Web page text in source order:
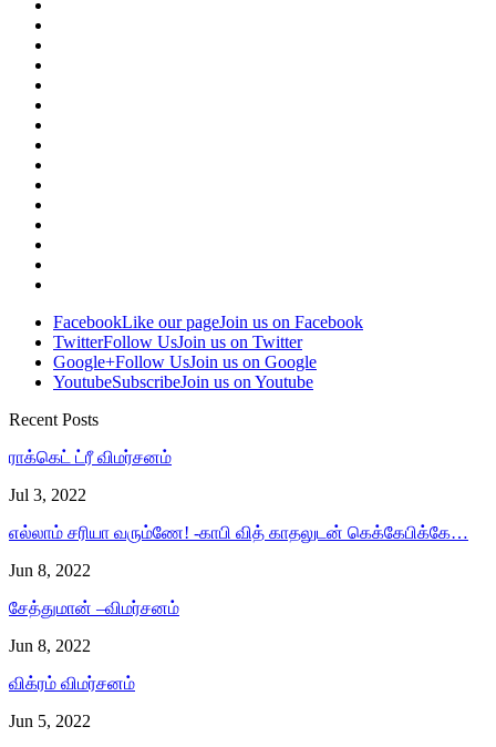
FacebookLike our pageJoin us on Facebook
TwitterFollow UsJoin us on Twitter
Google+Follow UsJoin us on Google
YoutubeSubscribeJoin us on Youtube
Recent Posts
ராக்கெட் ட்ரீ விமர்சனம்
Jul 3, 2022
எல்லாம் சரியா வரும்ணே! -காபி வித் காதலுடன் கெக்கேபிக்கே…
Jun 8, 2022
சேத்துமான் –விமர்சனம்
Jun 8, 2022
விக்ரம் விமர்சனம்
Jun 5, 2022